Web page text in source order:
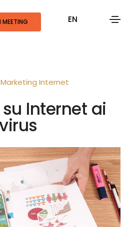
MEETING EN
Marketing Internet
Internet ai